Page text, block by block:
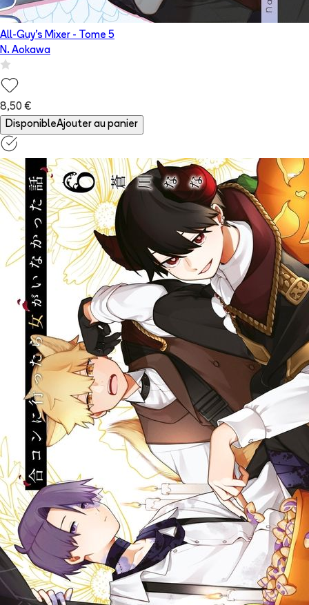
All-Guy's Mixer - Tome 5
N. Aokawa
8,50 €
DisponibleAjouter au panier